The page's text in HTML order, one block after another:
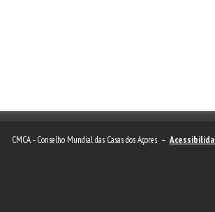
CMCA - Conselho Mundial das Casas dos Açores –